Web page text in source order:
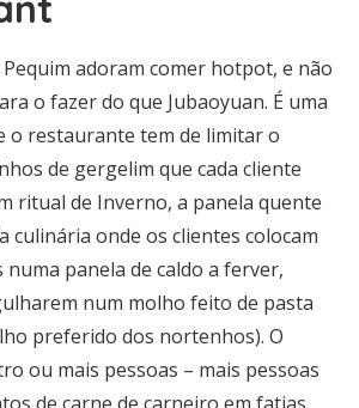
adoram comer hotpot, e não
o fazer do que Jubaoyuan. É uma
o restaurante tem de limitar o
de gergelim que cada cliente
ritual de Inverno, a panela quente
culinária onde os clientes colocam
panela de caldo a ferver,
num molho feito de pasta
preferido dos nortenhos). O
ou mais pessoas – mais pessoas